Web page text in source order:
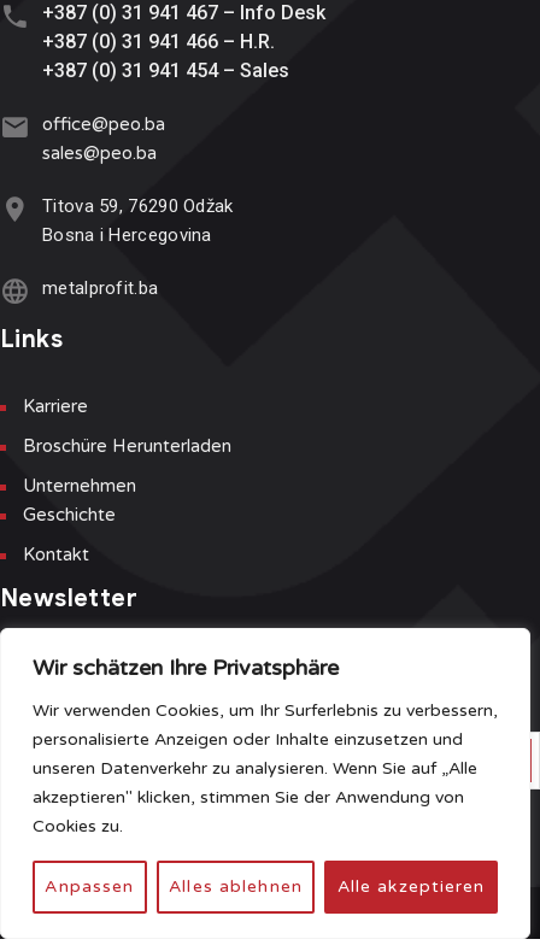
Wir schätzen Ihre Privatsphäre
Wir verwenden Cookies, um Ihr Surferlebnis zu verbessern,
personalisierte Anzeigen oder Inhalte einzusetzen und
unseren Datenverkehr zu analysieren. Wenn Sie auf „Alle
akzeptieren" klicken, stimmen Sie der Anwendung von
Cookies zu.
Anpassen Alles ablehnen Alle akzeptieren
+387 (0) 31 941 467 – Info Desk
+387 (0) 31 941 466 – H.R.
+387 (0) 31 941 454 – Sales
office@peo.ba
sales@peo.ba
Titova 59, 76290 Odžak
Bosna i Hercegovina
metalprofit.ba
Links
Karriere
Broschüre Herunterladen
Unternehmen
Geschichte
Kontakt
Newsletter
Melden Sie sich für unseren Newsletter und unsere Event-Liste
Haben Sie Fragen?
Sitemap